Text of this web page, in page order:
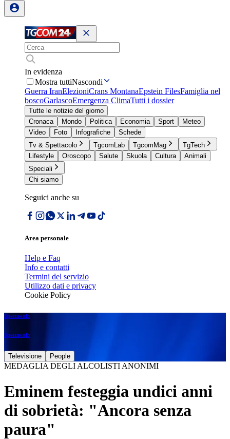
In evidenza
Mostra tuttiNascondi
Guerra IranElezioniCrans MontanaEpstein FilesFamiglia nel
boscoGarlascoEmergenza ClimaTutti i dossier
Tutte le notizie del giorno
Cronaca
Mondo Politica Economia Sport
Meteo
Video
Foto Infografiche
Schede
Tv & Spettacolo
TgcomLab TgcomMag
TgTech
Lifestyle
Oroscopo Salute Skuola Cultura
Animali
Speciali
Chi siamo
Seguici anche su
Area personale
Help e Faq
Info e contatti
Termini del servizio
Utilizzo dati e privacy
Cookie Policy
Spettacolo
Spettacolo
Televisione People
MEDAGLIA DEGLI ALCOLISTI ANONIMI
Eminem festeggia undici anni
di sobrietà: "Ancora senza
paura"